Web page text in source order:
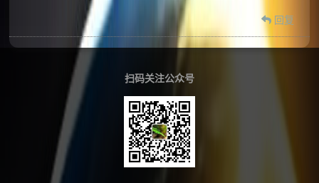
回复
扫码关注公众号